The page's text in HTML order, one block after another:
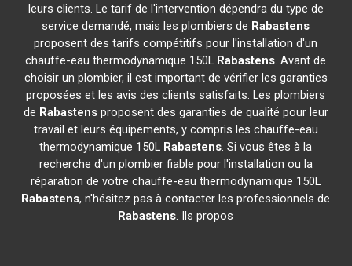
leurs clients. Le tarif de l'intervention dépendra du type de
service demandé, mais les plombiers de Rabastens
proposent des tarifs compétitifs pour l'installation d'un
chauffe-eau thermodynamique 150L Rabastens. Avant de
choisir un plombier, il est important de vérifier les garanties
proposées et les avis des clients satisfaits. Les plombiers
de Rabastensproposent des garanties de qualité pour leur
travail et leurs équipements, y compris les chauffe-eau
thermodynamique 150L Rabastens. Si vous êtes à la
recherche d'un plombier fiable pour l'installation ou la
réparation de votre chauffe-eau thermodynamique 150L
Rabastens, n'hésitez pas à contacter les professionnels de
Rabastens. Ils propos